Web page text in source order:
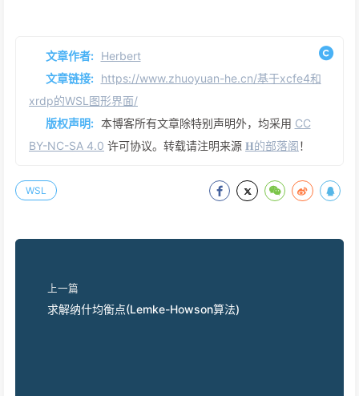
文章作者: Herbert
文章链接: https://www.zhuoyuan-he.cn/基于xcfe4和
xrdp的WSL图形界面/
版权声明: 本博客所有文章除特别声明外，均采用 CC
BY-NC-SA 4.0 许可协议。转载请注明来源 𝐇的部落阁！
WSL
上一篇
求解纳什均衡点(Lemke-Howson算法)